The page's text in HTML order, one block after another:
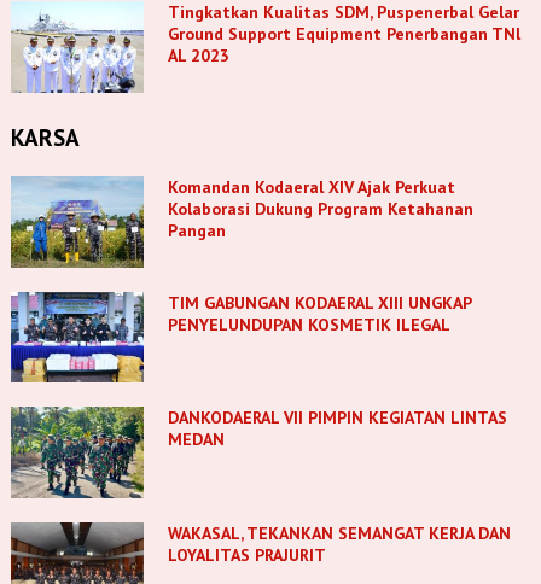
Tingkatkan Kualitas SDM, Puspenerbal Gelar
Ground Support Equipment Penerbangan TNl
AL 2023
KARSA
Komandan Kodaeral XIV Ajak Perkuat
Kolaborasi Dukung Program Ketahanan
Pangan
TIM GABUNGAN KODAERAL XIII UNGKAP
PENYELUNDUPAN KOSMETIK ILEGAL
DANKODAERAL VII PIMPIN KEGIATAN LINTAS
MEDAN
WAKASAL, TEKANKAN SEMANGAT KERJA DAN
LOYALITAS PRAJURIT